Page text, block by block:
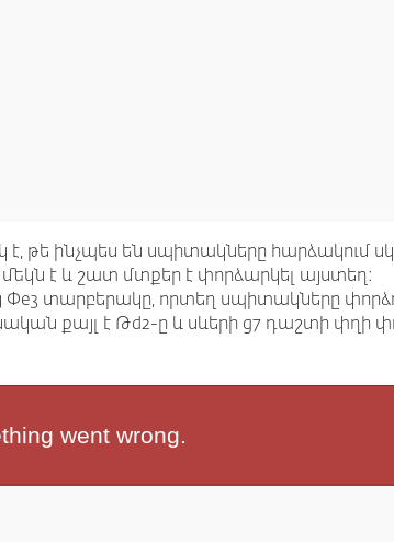
թե ինչպես են սպիտակները հարձակում
է և շատ մտքեր է փորձարկել այստեղ:
տարբերակը, որտեղ սպիտակները
քայլ է Թd2-ը և սևերի g7 դաշտի փղի